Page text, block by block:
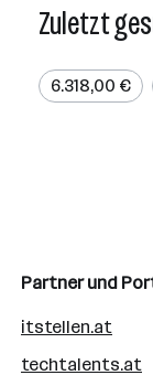
Zuletzt
6.318,00 €
Partner und
itstellen.at
techtalents.at